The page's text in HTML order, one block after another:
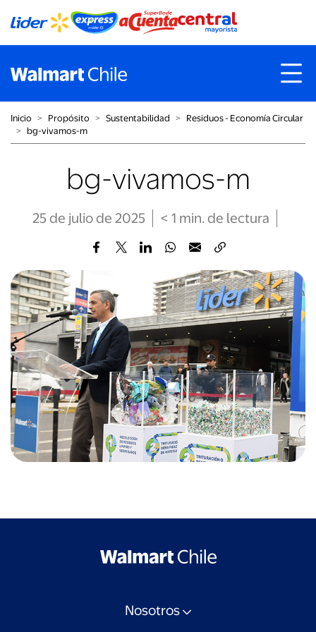
Inicio ˃ Propósito ˃ Sustentabilidad ˃
Residuos - Economía Circular
˃
bg-vivamos-m
bg-vivamos-m
25 de julio de 2025 < 1 min. de lectura
Nosotros